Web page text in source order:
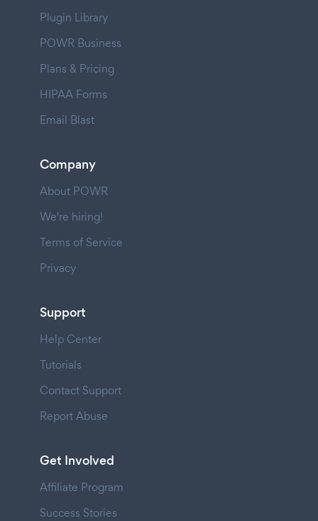
Plugin Library
POWR Business
Plans & Pricing
HIPAA Forms
Email Blast
Company
About POWR
We're hiring!
Terms of Service
Privacy
Support
Help Center
Tutorials
Contact Support
Report Abuse
Get Involved
Affiliate Program
Success Stories